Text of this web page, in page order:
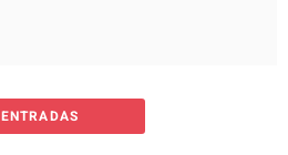
ENTRADAS